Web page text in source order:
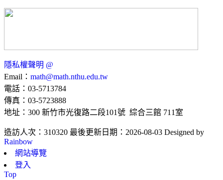
隱私權聲明 @
Email： math@math.nthu.edu.tw
電話：03-5713784
傳真：03-5723888
地址：300 新竹市光復路二段101號 綜合三館 711室
造訪人次：310320 最後更新日期：2026-08-03 Designed by
Rainbow
網站導覽
登入
Top